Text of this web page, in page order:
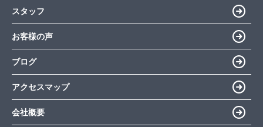
スタッフ
お客様の声
ブログ
アクセスマップ
会社概要